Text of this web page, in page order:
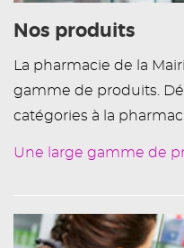
Nos produits
La pharmacie de la
gamme de produits.
catégories à la
Une large gamme de